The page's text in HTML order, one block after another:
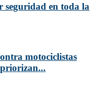
seguridad en toda la
motociclistas